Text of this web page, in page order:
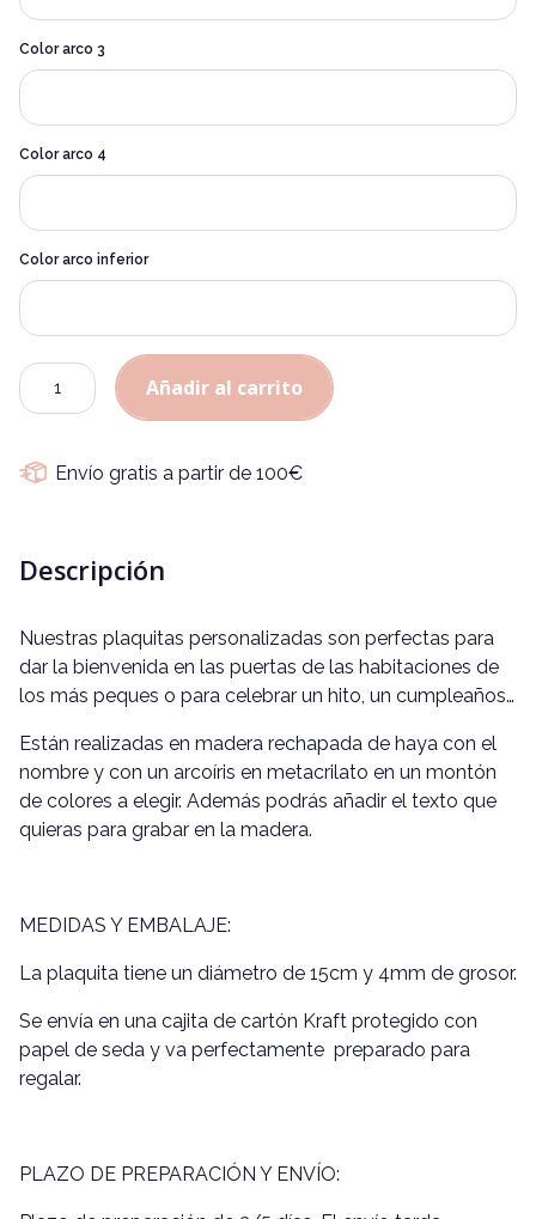
Color arco 3
Color arco 4
Color arco inferior
Cantidad
Añadir al carrito
Envío gratis a partir de 100€
Descripción
Nuestras plaquitas personalizadas son perfectas para
dar la bienvenida en las puertas de las habitaciones de
los más peques o para celebrar un hito, un cumpleaños…
Están realizadas en madera rechapada de haya con el
nombre y con un arcoíris en metacrilato en un montón
de colores a elegir. Además podrás añadir el texto que
quieras para grabar en la madera.
MEDIDAS Y EMBALAJE:
La plaquita tiene un diámetro de 15cm y 4mm de grosor.
Se envía en una cajita de cartón Kraft protegido con
papel de seda y va perfectamente preparado para
regalar.
PLAZO DE PREPARACIÓN Y ENVÍO: